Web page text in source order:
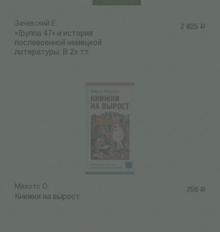
2 025 Р
Зачевский Е.
«Группа 47» и история
послевоенной немецкой
литературы. В 2х тт.
756 Р
Мяэотс О.
Книжки на вырост